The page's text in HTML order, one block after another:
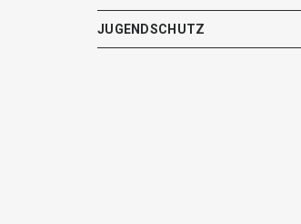
JUGENDSCHUTZ